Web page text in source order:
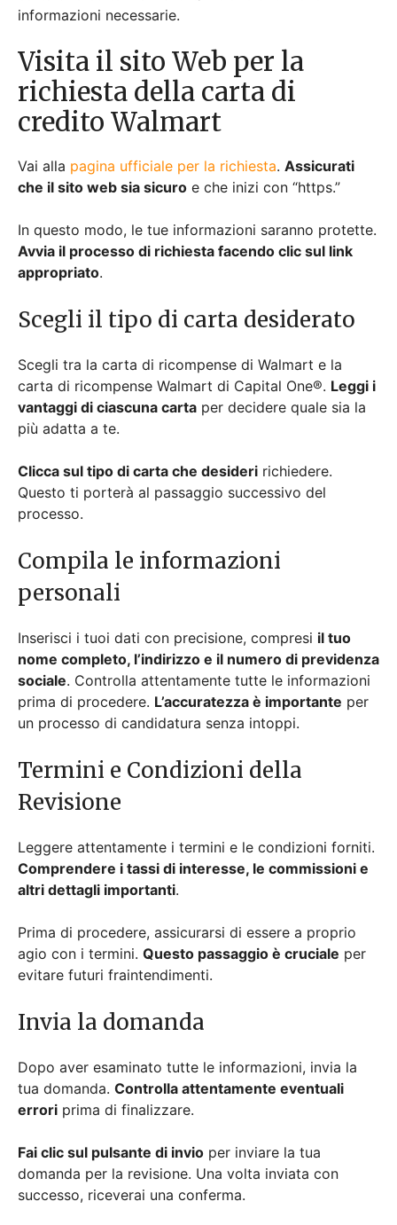
informazioni necessarie.
Visita il sito Web per la
richiesta della carta di
credito Walmart
Vai alla pagina ufficiale per la richiesta. Assicurati
che il sito web sia sicuro e che inizi con “https.”
In questo modo, le tue informazioni saranno protette.
Avvia il processo di richiesta facendo clic sul link
appropriato.
Scegli il tipo di carta desiderato
Scegli tra la carta di ricompense di Walmart e la
carta di ricompense Walmart di Capital One®. Leggi i
vantaggi di ciascuna carta per decidere quale sia la
più adatta a te.
Clicca sul tipo di carta che desideri richiedere.
Questo ti porterà al passaggio successivo del
processo.
Compila le informazioni
personali
Inserisci i tuoi dati con precisione, compresi il tuo
nome completo, l’indirizzo e il numero di previdenza
sociale. Controlla attentamente tutte le informazioni
prima di procedere. L’accuratezza è importante per
un processo di candidatura senza intoppi.
Termini e Condizioni della
Revisione
Leggere attentamente i termini e le condizioni forniti.
Comprendere i tassi di interesse, le commissioni e
altri dettagli importanti.
Prima di procedere, assicurarsi di essere a proprio
agio con i termini. Questo passaggio è cruciale per
evitare futuri fraintendimenti.
Invia la domanda
Dopo aver esaminato tutte le informazioni, invia la
tua domanda. Controlla attentamente eventuali
errori prima di finalizzare.
Fai clic sul pulsante di invio per inviare la tua
domanda per la revisione. Una volta inviata con
successo, riceverai una conferma.